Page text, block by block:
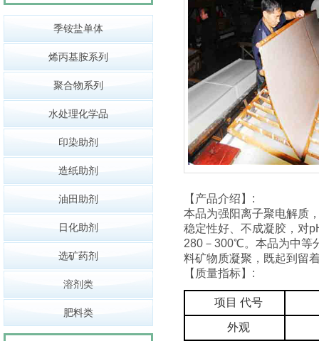
季铵盐单体
烯丙基胺系列
聚合物系列
水处理化学品
印染助剂
造纸助剂
油田助剂
日化助剂
选矿药剂
溶剂类
肥料类
【产品介绍】:
本品为强阳离子聚电解质
稳定性好、不成凝胶，对
280－300℃。本品为中等
料矿物质凝聚，既起到留
【质量指标】:
项目 代号
外观